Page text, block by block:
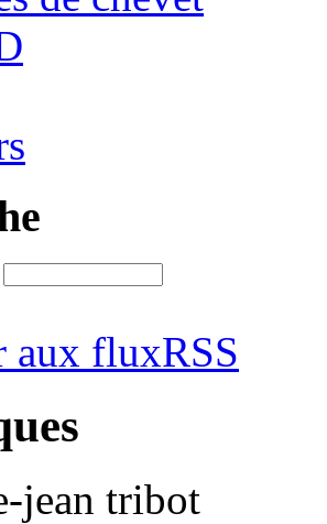
aux fluxRSS
jean tribot